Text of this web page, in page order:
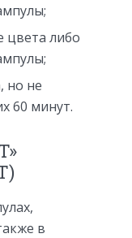
цвета либо
но не
60 минут.
в